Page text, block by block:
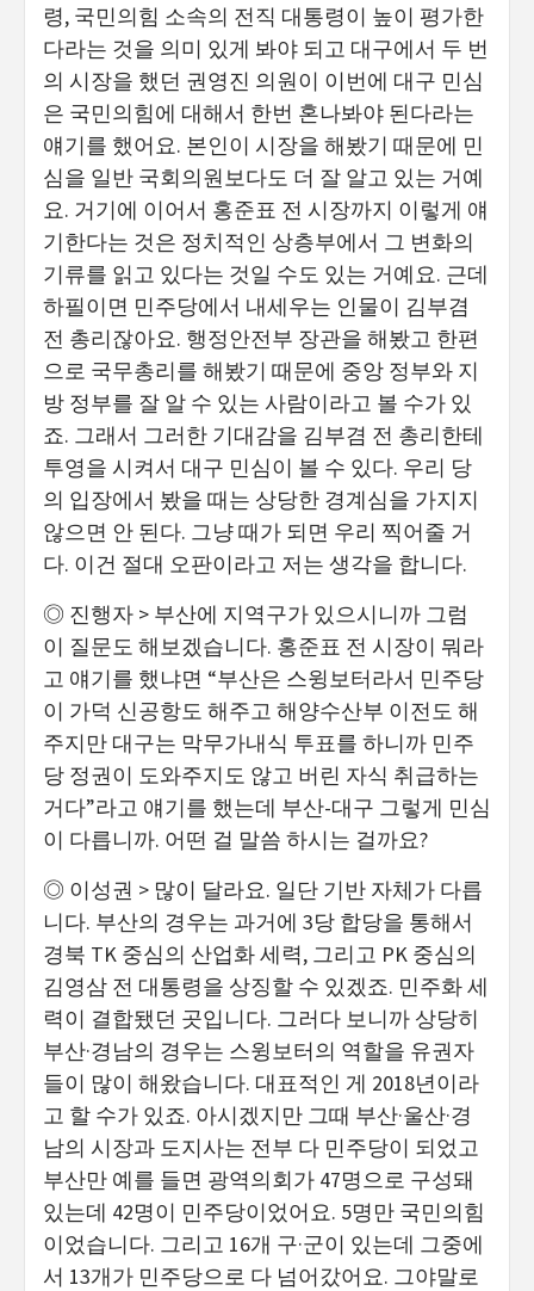
령, 국민의힘 소속의 전직 대통령이 높이 평가한
다라는 것을 의미 있게 봐야 되고 대구에서 두 번
의 시장을 했던 권영진 의원이 이번에 대구 민심
은 국민의힘에 대해서 한번 혼나봐야 된다라는
얘기를 했어요. 본인이 시장을 해봤기 때문에 민
심을 일반 국회의원보다도 더 잘 알고 있는 거예
요. 거기에 이어서 홍준표 전 시장까지 이렇게 얘
기한다는 것은 정치적인 상층부에서 그 변화의
기류를 읽고 있다는 것일 수도 있는 거예요. 근데
하필이면 민주당에서 내세우는 인물이 김부겸
전 총리잖아요. 행정안전부 장관을 해봤고 한편
으로 국무총리를 해봤기 때문에 중앙 정부와 지
방 정부를 잘 알 수 있는 사람이라고 볼 수가 있
죠. 그래서 그러한 기대감을 김부겸 전 총리한테
투영을 시켜서 대구 민심이 볼 수 있다. 우리 당
의 입장에서 봤을 때는 상당한 경계심을 가지지
않으면 안 된다. 그냥 때가 되면 우리 찍어줄 거
다. 이건 절대 오판이라고 저는 생각을 합니다.
◎ 진행자 > 부산에 지역구가 있으시니까 그럼
이 질문도 해보겠습니다. 홍준표 전 시장이 뭐라
고 얘기를 했냐면 “부산은 스윙보터라서 민주당
이 가덕 신공항도 해주고 해양수산부 이전도 해
주지만 대구는 막무가내식 투표를 하니까 민주
당 정권이 도와주지도 않고 버린 자식 취급하는
거다”라고 얘기를 했는데 부산-대구 그렇게 민심
이 다릅니까. 어떤 걸 말씀 하시는 걸까요?
◎ 이성권 > 많이 달라요. 일단 기반 자체가 다릅
니다. 부산의 경우는 과거에 3당 합당을 통해서
경북 TK 중심의 산업화 세력, 그리고 PK 중심의
김영삼 전 대통령을 상징할 수 있겠죠. 민주화 세
력이 결합됐던 곳입니다. 그러다 보니까 상당히
부산·경남의 경우는 스윙보터의 역할을 유권자
들이 많이 해왔습니다. 대표적인 게 2018년이라
고 할 수가 있죠. 아시겠지만 그때 부산·울산·경
남의 시장과 도지사는 전부 다 민주당이 되었고
부산만 예를 들면 광역의회가 47명으로 구성돼
있는데 42명이 민주당이었어요. 5명만 국민의힘
이었습니다. 그리고 16개 구·군이 있는데 그중에
서 13개가 민주당으로 다 넘어갔어요. 그야말로